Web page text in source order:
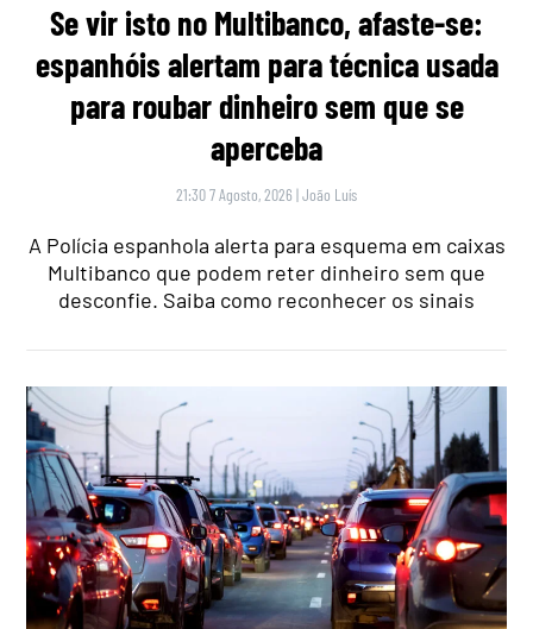
Se vir isto no Multibanco, afaste-se:
espanhóis alertam para técnica usada
para roubar dinheiro sem que se
aperceba
21:30 7 Agosto, 2026 |João Luís
A Polícia espanhola alerta para esquema em caixas
Multibanco que podem reter dinheiro sem que
desconfie. Saiba como reconhecer os sinais